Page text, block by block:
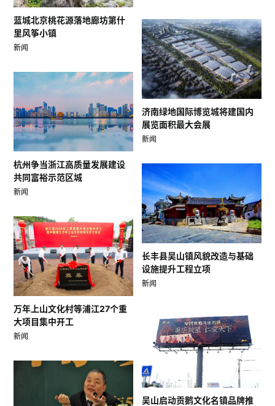
蓝城北京桃花源落地廊坊第什
里风筝小镇
新闻
济南绿地国际博览城将建国内
展览面积最大会展
新闻
杭州争当浙江高质量发展建设
共同富裕示范区城
新闻
长丰县吴山镇风貌改造与基础
设施提升工程立项
新闻
万年上山文化村等浦江27个重
大项目集中开工
新闻
吴山启动贡鹅文化名镇品牌推